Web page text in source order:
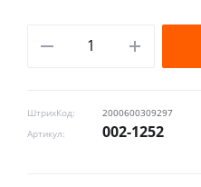
ШтрихКод:
2000600309297
Артикул:
002-1252